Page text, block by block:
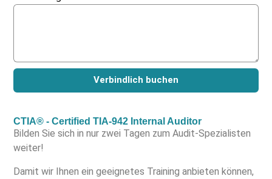
Verbindlich buchen
CTIA® - Certified TIA-942 Internal Auditor
Bilden Sie sich in nur zwei Tagen zum Audit-Spezialisten
weiter!
Damit wir Ihnen ein geeignetes Training anbieten können,